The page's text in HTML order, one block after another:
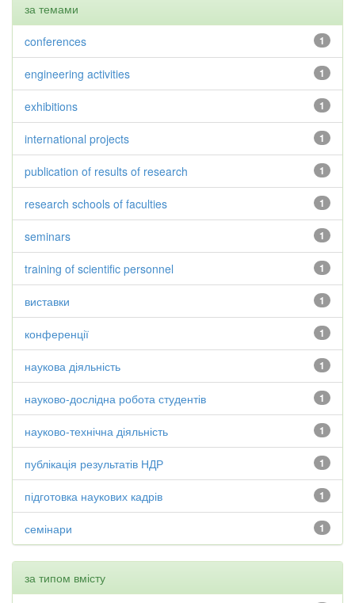
за темами
1
conferences
1
engineering activities
1
exhibitions
1
international projects
1
publication of results of research
1
research schools of faculties
1
seminars
1
training of scientific personnel
1
виставки
1
конференції
1
наукова діяльність
1
науково-дослідна робота студентів
1
науково-технічна діяльність
1
публікація результатів НДР
1
підготовка наукових кадрів
1
семінари
за типом вмісту